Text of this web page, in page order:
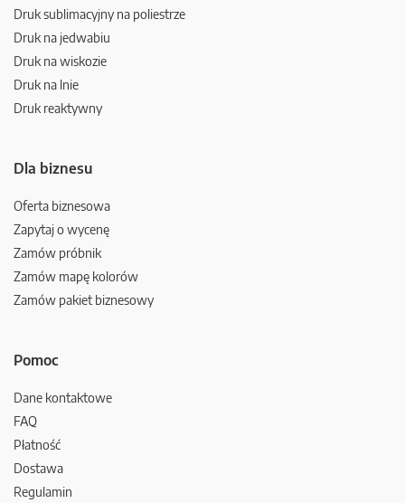
Druk sublimacyjny na poliestrze
Druk na jedwabiu
Druk na wiskozie
Druk na lnie
Druk reaktywny
Dla biznesu
Oferta biznesowa
Zapytaj o wycenę
Zamów próbnik
Zamów mapę kolorów
Zamów pakiet biznesowy
Pomoc
Dane kontaktowe
FAQ
Płatność
Dostawa
Regulamin